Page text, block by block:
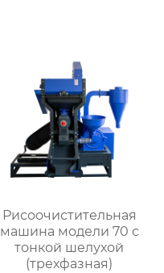
Рисоочистительная
машина модели 70 с
тонкой шелухой
(трехфазная)